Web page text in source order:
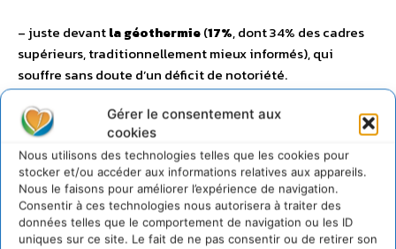
Gérer le consentement aux
cookies
Nous utilisons des technologies telles que les cookies pour
stocker et/ou accéder aux informations relatives aux appareils.
Nous le faisons pour améliorer l’expérience de navigation.
Consentir à ces technologies nous autorisera à traiter des
données telles que le comportement de navigation ou les ID
uniques sur ce site. Le fait de ne pas consentir ou de retirer son
– juste devantla géothermie(17%, dont 34% des cadres
supérieurs, traditionnellement mieux informés), qui
souffre sans doute d’un déficit de notoriété.
– Enfin,
seulement 8% des Français portent leur choix
sur l’énergie éolienne
efficacité réelle pour lutter contre le changement
climatique semble avoir laissé des traces.